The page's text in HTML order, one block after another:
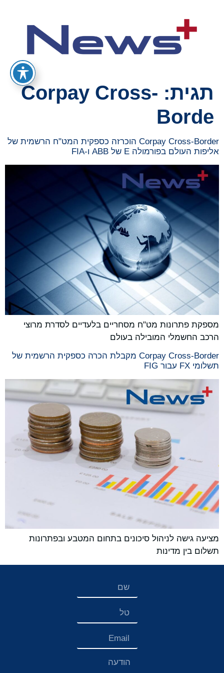
תגית: Corpay Cross-
Borde
Corpay Cross-Border הוכרזה כספקית המט"ח הרשמית של
אליפות העולם בפורמולה E של ABB ו-FIA
מספקת פתרונות מט"ח מסחריים בלעדיים לסדרת מרוצי
הרכב החשמלי המובילה בעולם
Corpay Cross-Border מקבלת הכרה כספקית הרשמית של
תשלומי FX עבור FIG
מציעה גישה לניהול סיכונים בתחום המטבע ובפתרונות
תשלום בין מדינות